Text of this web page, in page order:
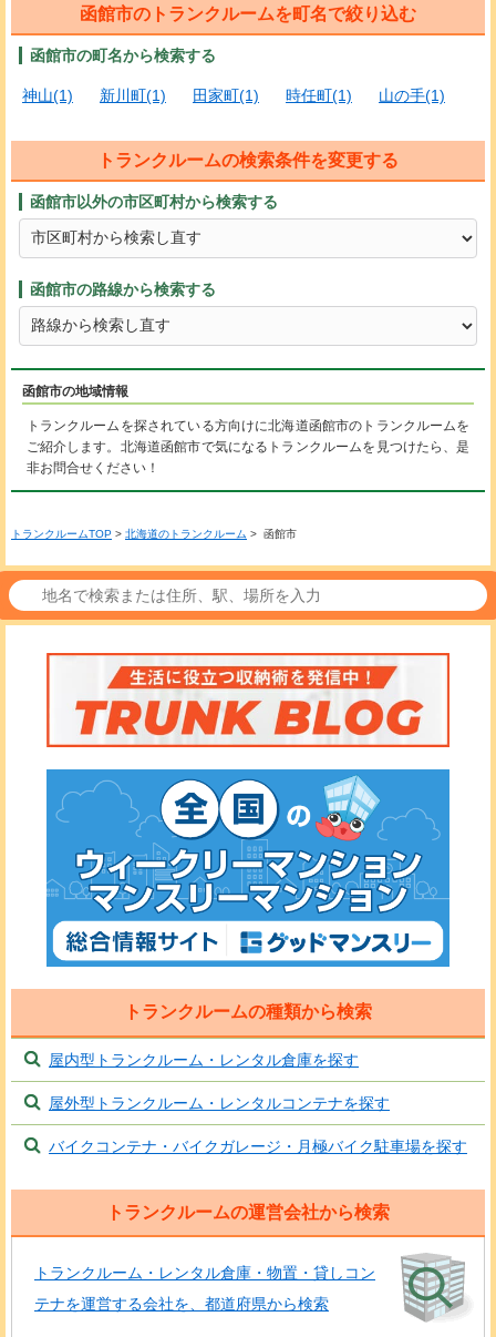
函館市のトランクルームを町名で絞り込む
函館市の町名から検索する
神山(1) 新川町(1) 田家町(1) 時任町(1) 山の手(1)
トランクルームの検索条件を変更する
函館市以外の市区町村から検索する
函館市の路線から検索する
函館市の地域情報
トランクルームを探されている方向けに北海道函館市のトランクルームを
ご紹介します。北海道函館市で気になるトランクルームを見つけたら、是
非お問合せください！
トランクルームTOP > 北海道のトランクルーム > 函館市
トランクルームの種類から検索
屋内型トランクルーム・レンタル倉庫を探す
屋外型トランクルーム・レンタルコンテナを探す
バイクコンテナ・バイクガレージ・月極バイク駐車場を探す
トランクルームの運営会社から検索
トランクルーム・レンタル倉庫・物置・貸しコン
テナを運営する会社を、都道府県から検索